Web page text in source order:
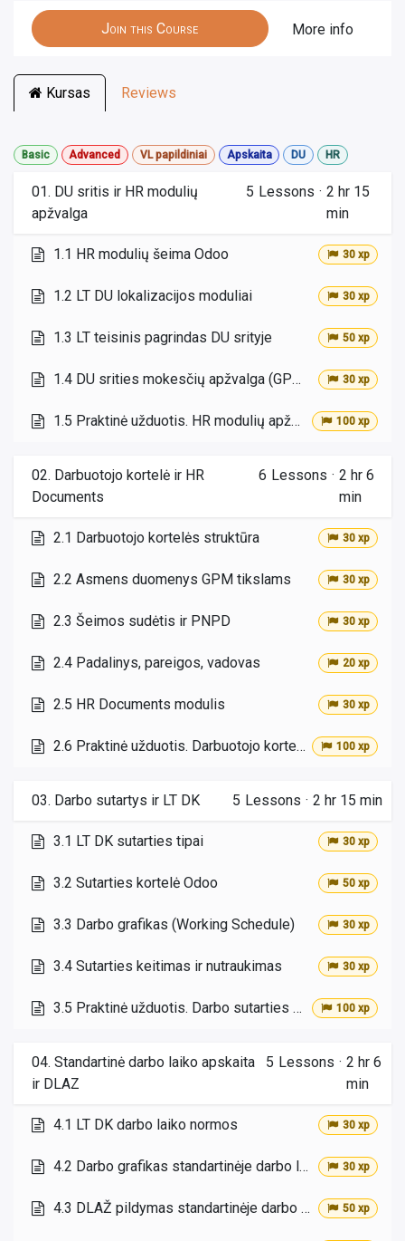
Join this Course More info
Kursas Reviews
Basic Advanced VL papildiniai Apskaita DU HR
01. DU sritis ir HR modulių
apžvalga
5 Lessons · 2 hr 15
min
1.1 HR modulių šeima Odoo 30 xp
1.2 LT DU lokalizacijos moduliai 30 xp
1.3 LT teisinis pagrindas DU srityje 50 xp
1.4 DU srities mokesčių apžvalga (GPM, VSD, PSD, NPD) 30 xp
1.5 Praktinė užduotis. HR modulių apžvalga demo aplinkoje 100 xp
02. Darbuotojo kortelė ir HR
Documents
6 Lessons · 2 hr 6
min
2.1 Darbuotojo kortelės struktūra 30 xp
2.2 Asmens duomenys GPM tikslams 30 xp
2.3 Šeimos sudėtis ir PNPD 30 xp
2.4 Padalinys, pareigos, vadovas 20 xp
2.5 HR Documents modulis 30 xp
2.6 Praktinė užduotis. Darbuotojo kortelės sukūrimas 100 xp
03. Darbo sutartys ir LT DK 5 Lessons · 2 hr 15 min
3.1 LT DK sutarties tipai 30 xp
3.2 Sutarties kortelė Odoo 50 xp
3.3 Darbo grafikas (Working Schedule) 30 xp
3.4 Sutarties keitimas ir nutraukimas 30 xp
3.5 Praktinė užduotis. Darbo sutarties sukūrimas 100 xp
04. Standartinė darbo laiko apskaita
ir DLAZ
5 Lessons · 2 hr 6
min
4.1 LT DK darbo laiko normos 30 xp
4.2 Darbo grafikas standartinėje darbo laiko apskaitoje 30 xp
4.3 DLAŽ pildymas standartinėje darbo laiko apskaitoje 50 xp